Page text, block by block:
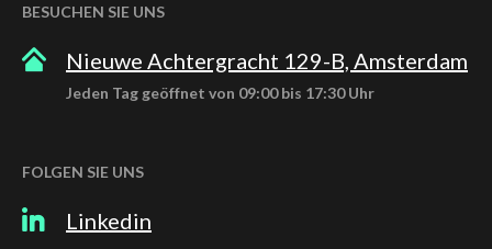
BESUCHEN SIE UNS
Nieuwe Achtergracht 129-B, Amsterdam
Jeden Tag geöffnet von 09:00 bis 17:30 Uhr
FOLGEN SIE UNS
Linkedin